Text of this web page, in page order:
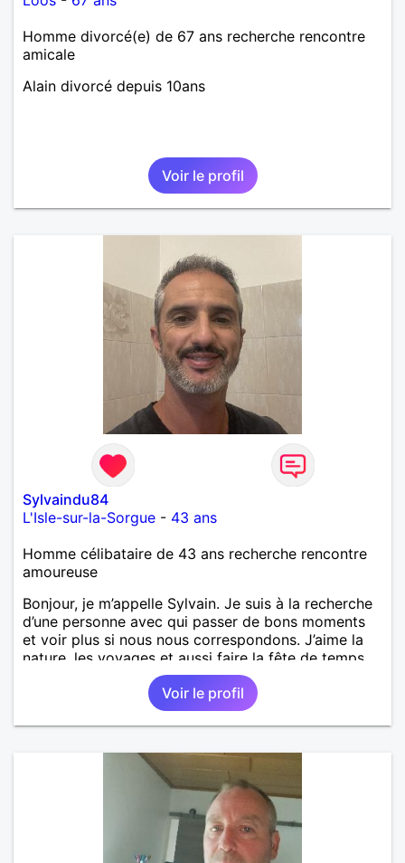
Homme divorcé(e) de 67 ans recherche rencontre
amicale
Alain divorcé depuis 10ans
Voir le profil
Sylvaindu84
L'Isle-sur-la-Sorgue - 43 ans
Homme célibataire de 43 ans recherche rencontre
amoureuse
Bonjour, je m’appelle Sylvain. Je suis à la recherche
d’une personne avec qui passer de bons moments
et voir plus si nous nous correspondons. J’aime la
nature, les voyages et aussi faire la fête de temps
en temps ;-)Je suis papa d’un petit garçon de 7 ans
dont je m’occupe en garde alternée. J’aime à peu
près tous les styles de musique. (Oui je suis pas
trop fan de Jul). Je fais du sport pour garder la
pense en tout cas 😂)
Voir le profil